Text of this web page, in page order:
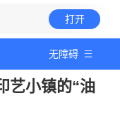
打开
无障碍
艺小镇的“油